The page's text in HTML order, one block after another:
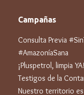
Campañas
Consulta Previa
#AmazoníaSana
¡Pluspetrol, limpia YA!
Testigos de la
Nuestro territorio es